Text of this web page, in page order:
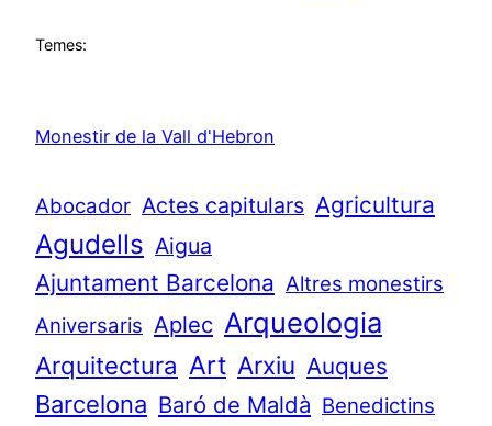
Temes:
Monestir de la Vall d'Hebron
Abocador Actes capitulars Agricultura
Agudells Aigua
Ajuntament Barcelona Altres monestirs
Aniversaris Aplec Arqueologia
Arquitectura Art Arxiu Auques
Barcelona Baró de Maldà Benedictins